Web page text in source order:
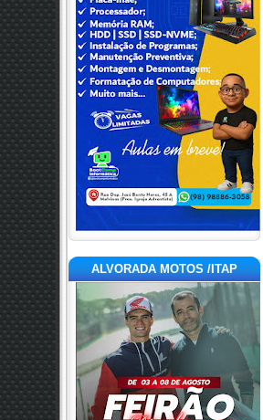
ALVORADA MOTOS /ITAP